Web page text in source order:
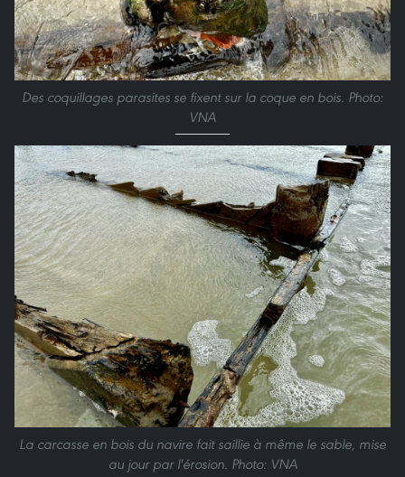
Des coquillages parasites se fixent sur la coque en bois. Photo:
VNA
La carcasse en bois du navire fait saillie à même le sable, mise
au jour par l'érosion. Photo: VNA